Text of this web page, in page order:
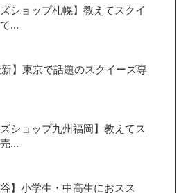
ズショップ札幌】教えてスクイ
...
新】東京で話題のスクイーズ専
ズショップ九州福岡】教えてス
...
谷】小学生・中高生におスス